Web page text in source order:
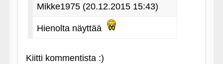
Mikke1975 (20.12.2015 15:43)
Hienolta näyttää
Kiitti kommentista :)